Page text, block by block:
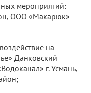
мероприятий:
ООО «Макарюк»
на
Данковский
г. Усмань,